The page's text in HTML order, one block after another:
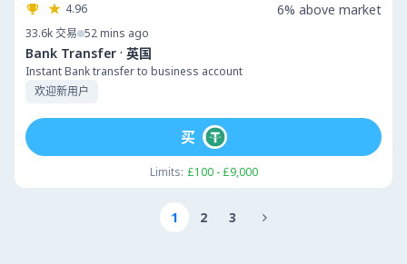
4.96
33.6k交易 52 mins ago
Bank Transfer · 英国
Instant Bank transfer to business account
欢迎新用户
6% above market
Limits: £100 - £9,000
买
1 2 3 